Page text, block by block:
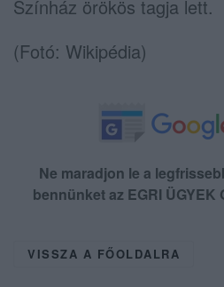
Színház örökös tagja lett.
(Fotó: Wikipédia)
Ne maradjon le a
bennünket az EGRI
VISSZA A FŐOLDALRA